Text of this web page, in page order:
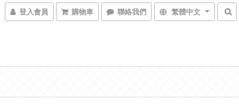
登入會員 購物車 聯絡我們 繁體中文